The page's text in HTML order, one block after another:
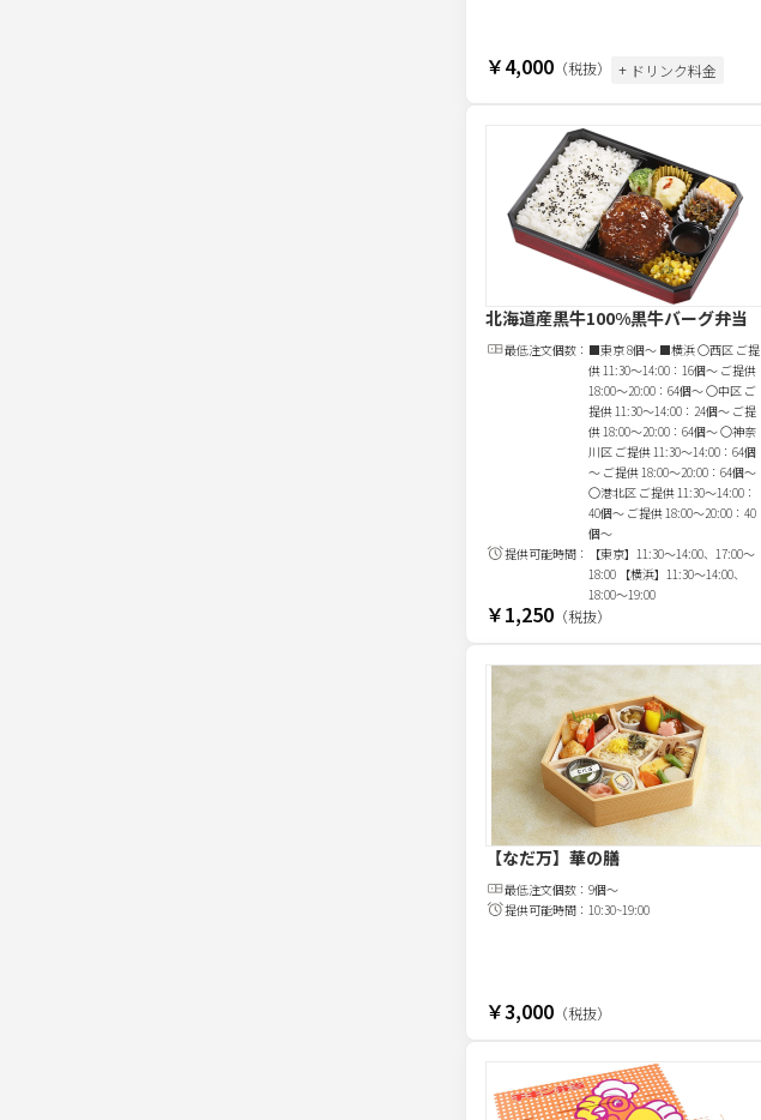
￥4,000 （税抜） + ドリンク料金
北海道産黒牛100%黒牛バーグ弁当
最低注文個数： ■東京 8個～ ■横浜 〇西区 ご提
供 11:30～14:00：16個～ ご提供
18:00～20:00：64個～ 〇中区 ご
提供 11:30～14:00：24個～ ご提
供 18:00～20:00：64個～ 〇神奈
川区 ご提供 11:30～14:00：64個
～ ご提供 18:00～20:00：64個～
〇港北区 ご提供 11:30～14:00：
40個～ ご提供 18:00～20:00：40
個～
提供可能時間：
【東京】11:30～14:00、17:00～
18:00 【横浜】11:30～14:00、
18:00～19:00
￥1,250 （税抜）
【なだ万】華の膳
最低注文個数： 9個～
提供可能時間： 10:30~19:00
￥3,000 （税抜）